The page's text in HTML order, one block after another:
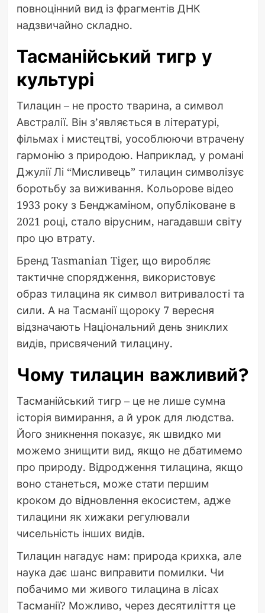
повноцінний вид із фрагментів ДНК
надзвичайно складно.
Тасманійський тигр у
культурі
Тилацин – не просто тварина, а символ
Австралії. Він з’являється в літературі,
фільмах і мистецтві, уособлюючи втрачену
гармонію з природою. Наприклад, у романі
Джулії Лі “Мисливець” тилацин символізує
боротьбу за виживання. Кольорове відео
1933 року з Бенджаміном, опубліковане в
2021 році, стало вірусним, нагадавши світу
про цю втрату.
Бренд Tasmanian Tiger, що виробляє
тактичне спорядження, використовує
образ тилацина як символ витривалості та
сили. А на Тасманії щороку 7 вересня
відзначають Національний день зниклих
видів, присвячений тилацину.
Чому тилацин важливий?
Тасманійський тигр – це не лише сумна
історія вимирання, а й урок для людства.
Його зникнення показує, як швидко ми
можемо знищити вид, якщо не дбатимемо
про природу. Відродження тилацина, якщо
воно станеться, може стати першим
кроком до відновлення екосистем, адже
тилацини як хижаки регулювали
чисельність інших видів.
Тилацин нагадує нам: природа крихка, але
наука дає шанс виправити помилки. Чи
побачимо ми живого тилацина в лісах
Тасманії? Можливо, через десятиліття це